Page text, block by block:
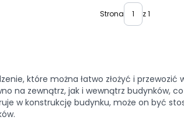
Strona z 1
które można łatwo złożyć i
na zewnątrz, jak i wewnątrz budynków,
w konstrukcję budynku, może on być